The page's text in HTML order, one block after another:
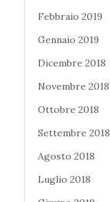
Febbraio 2019
Gennaio 2019
Dicembre 2018
Novembre 2018
Ottobre 2018
Settembre 2018
Agosto 2018
Luglio 2018